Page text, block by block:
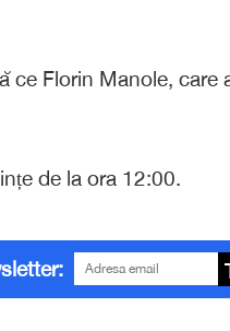
ce Florin Manole,
de la ora 12:00.